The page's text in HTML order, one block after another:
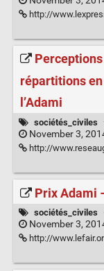
http://www.lexpress.fr/
répartitions
l’Adami
sociétés_civiles
November 3,
http://www.reseauglconnection.com/
Prix Adami
sociétés_civiles
November 3,
http://